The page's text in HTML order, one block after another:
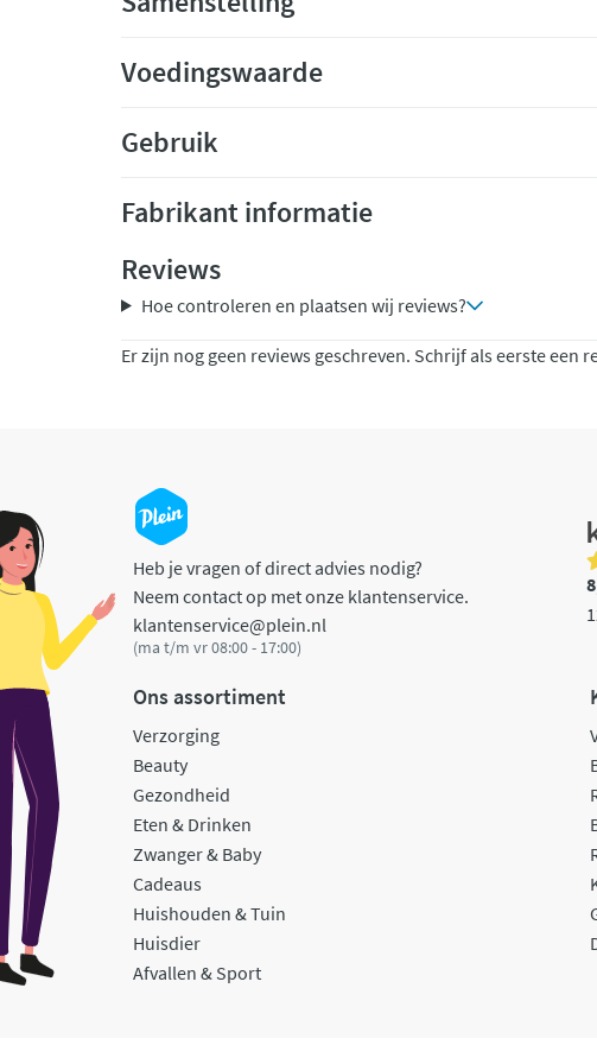
Voedingswaarde
Gebruik
Fabrikant informatie
Reviews
Hoe controleren en plaatsen wij reviews?
Er zijn nog geen reviews geschreven. Schrijf als eerste een
Heb je vragen of direct advies nodig?
Neem contact op met onze klantenservice.
klantenservice@plein.nl
(ma t/m vr 08:00 - 17:00)
Ons assortiment
Verzorging
Beauty
Gezondheid
Eten & Drinken
Zwanger & Baby
Cadeaus
Huishouden & Tuin
Huisdier
Afvallen & Sport